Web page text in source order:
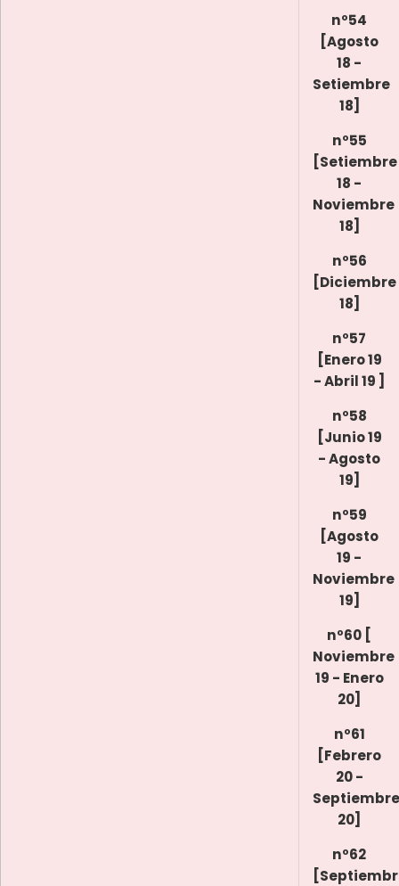
nº54
[Agosto
18 -
Setiembre
18]
nº55
[Setiembre
18 -
Noviembre
18]
nº56
[Diciembre
18]
nº57
[Enero 19
- Abril 19 ]
nº58
[Junio 19
- Agosto
19]
nº59
[Agosto
19 -
Noviembre
19]
nº60 [
Noviembre
19 - Enero
20]
nº61
[Febrero
20 -
Septiembre
20]
nº62